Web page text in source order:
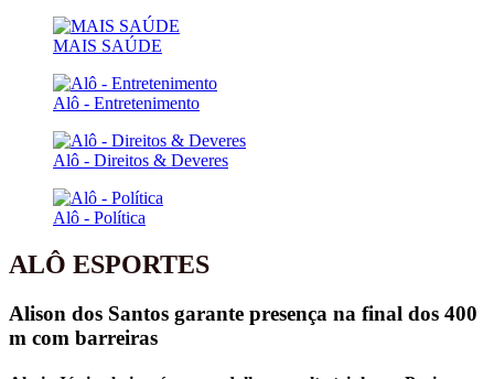
MAIS SAÚDE
Alô - Entretenimento
Alô - Direitos & Deveres
Alô - Política
ALÔ ESPORTES
Alison dos Santos garante presença na final dos 400
m com barreiras